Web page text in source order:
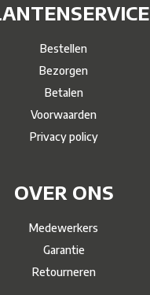
Bestellen
Bezorgen
Betalen
Voorwaarden
Privacy policy
OVER ONS
Medewerkers
Garantie
Retourneren